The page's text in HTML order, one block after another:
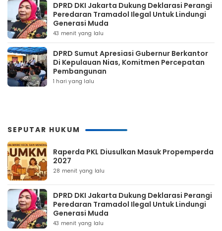
DPRD DKI Jakarta Dukung Deklarasi Perangi
Peredaran Tramadol Ilegal Untuk Lindungi
Generasi Muda
43 menit yang lalu
DPRD Sumut Apresiasi Gubernur Berkantor
Di Kepulauan Nias, Komitmen Percepatan
Pembangunan
1 hari yang lalu
SEPUTAR HUKUM
Raperda PKL Diusulkan Masuk Propemperda
2027
28 menit yang lalu
DPRD DKI Jakarta Dukung Deklarasi Perangi
Peredaran Tramadol Ilegal Untuk Lindungi
Generasi Muda
43 menit yang lalu